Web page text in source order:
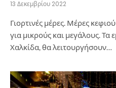
13 Δεκεμβρίου 2022
Γιορτινές μέρες. Μέρες
για μικρούς και μεγάλους.
Χαλκίδα, θα λειτουργήσουν…